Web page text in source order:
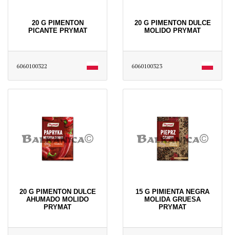
20 G PIMENTON
PICANTE PRYMAT
6060100322
20 G PIMENTON DULCE
MOLIDO PRYMAT
6060100323
20 G PIMENTON DULCE
AHUMADO MOLIDO
PRYMAT
15 G PIMIENTA NEGRA
MOLIDA GRUESA
PRYMAT